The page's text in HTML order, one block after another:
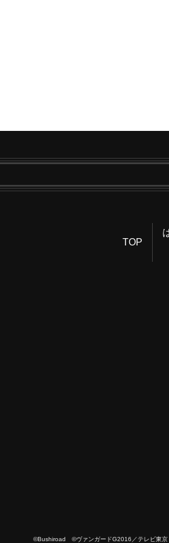
TOP
©Bushiroad ©ヴァンガードG2016／テレビ東